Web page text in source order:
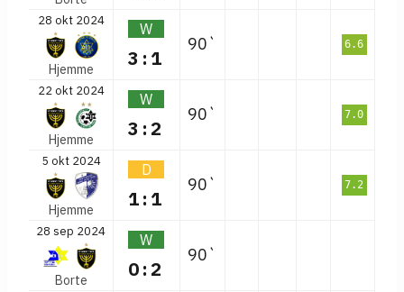
28 okt 2024
Hjemme
W
3:1
90` 6.6
22 okt 2024
Hjemme
W
3:2
90` 7.0
5 okt 2024
Hjemme
D
1:1
90` 7.2
28 sep 2024
Borte
W
0:2
90`